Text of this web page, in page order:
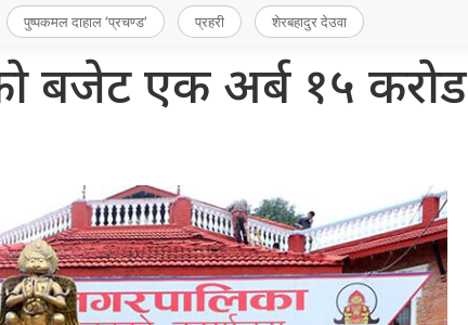
पुष्पकमल दाहाल ‘प्रचण्ड’ प्रहरी शेरबहादुर देउवा
बजेट एक अर्ब १५ करोड